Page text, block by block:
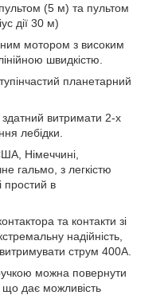
(5 м) та пультом
дії 30 м)
мотором з високим
швидкістю.
планетарний
витримати 2-х
лебідки.
Німеччині,
гальмо, з легкістю
простий в
та контакти зі
надійність,
струм 400А.
можна повернути
що дає можливість